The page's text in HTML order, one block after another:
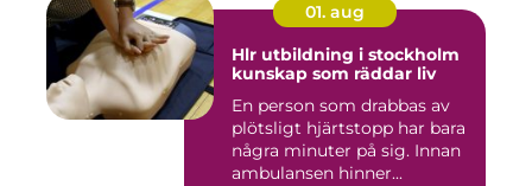
01. aug
Hlr utbildning i stockholm
kunskap som räddar liv
En person som drabbas av
plötsligt hjärtstopp har bara
några minuter på sig. Innan
ambulansen hinner...